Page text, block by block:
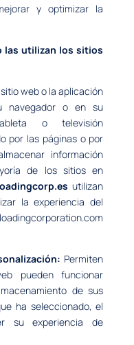
y optimizar la
las utilizan los sitios
web o la aplicación
navegador o en su
o televisión
por las páginas o por
información
de los sitios en
utilizan
la experiencia del
Permiten
pueden funcionar
de sus
ha seleccionado, el
su experiencia de